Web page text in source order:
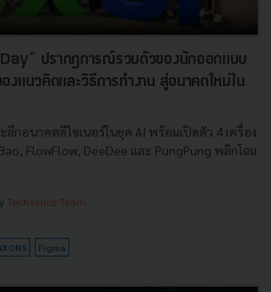
ปรากฎการณ์รวมตัวของนักออกแบบ
งแนวคิดและวิธีการทำงาน สู่อนาคตใหม่ใน
ะลึกอนาคตดีไซเนอร์ในยุค AI พร้อมเปิดตัว 4 เครื่อง
FlowFlow, DeeDee และ PungPung พลิกโฉม
Techsauce Team
Figma